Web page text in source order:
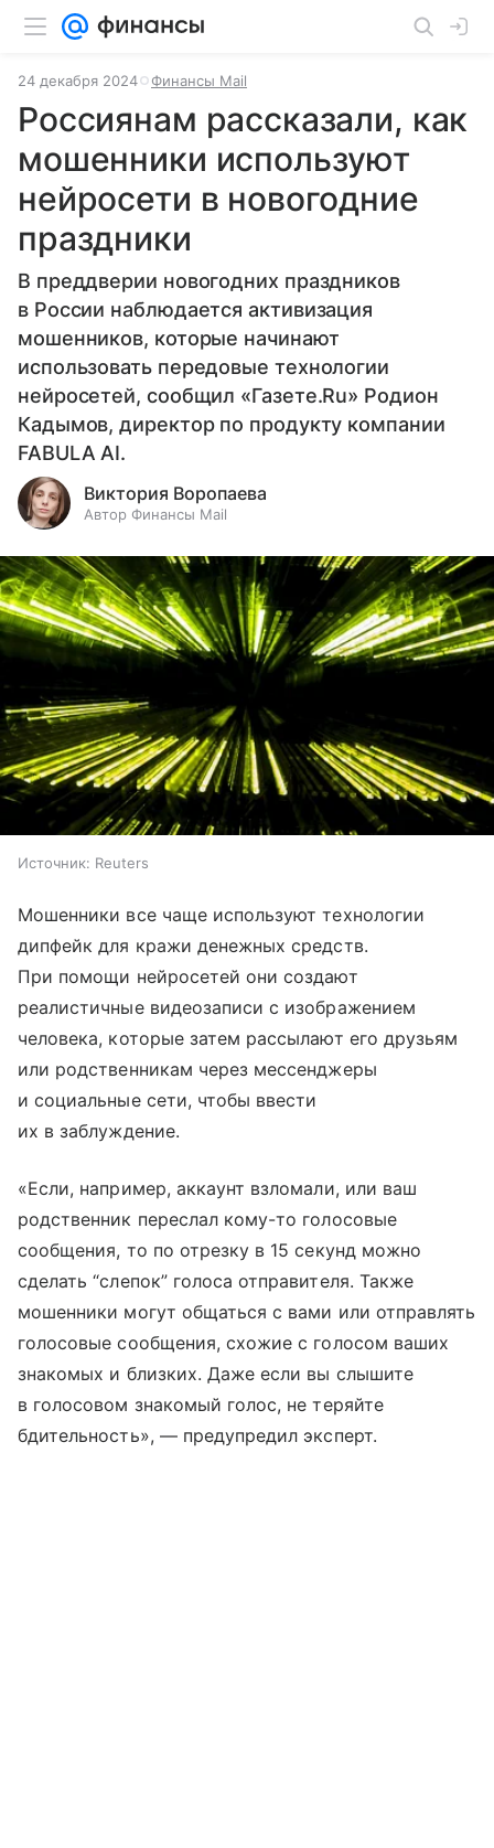
24 декабря 2024 Финансы Mail
Россиянам рассказали, как
мошенники используют
нейросети в новогодние
праздники
В преддверии новогодних праздников
в России наблюдается активизация
мошенников, которые начинают
использовать передовые технологии
нейросетей, сообщил «Газете.Ru» Родион
Кадымов, директор по продукту компании
FABULA AI.
Виктория Воропаева
Автор Финансы Mail
Источник: Reuters
Мошенники все чаще используют технологии
дипфейк для кражи денежных средств.
При помощи нейросетей они создают
реалистичные видеозаписи с изображением
человека, которые затем рассылают его друзьям
или родственникам через мессенджеры
и социальные сети, чтобы ввести
их в заблуждение.
«Если, например, аккаунт взломали, или ваш
родственник переслал кому-то голосовые
сообщения, то по отрезку в 15 секунд можно
сделать “слепок” голоса отправителя. Также
мошенники могут общаться с вами или отправлять
голосовые сообщения, схожие с голосом ваших
знакомых и близких. Даже если вы слышите
в голосовом знакомый голос, не теряйте
бдительность», — предупредил эксперт.